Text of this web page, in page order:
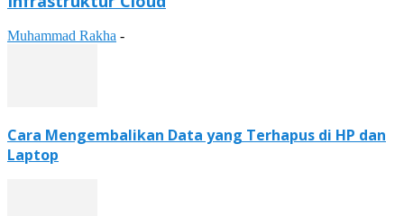
Muhammad Rakha -
Cara Mengembalikan Data yang Terhapus di HP dan
Laptop